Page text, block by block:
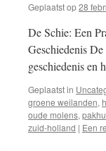
Geplaatst op28
De Schie: Een
Geschiedenis
geschiedenis en
Geplaatst in
groene weilanden,
oude molens,
zuid-holland | Een